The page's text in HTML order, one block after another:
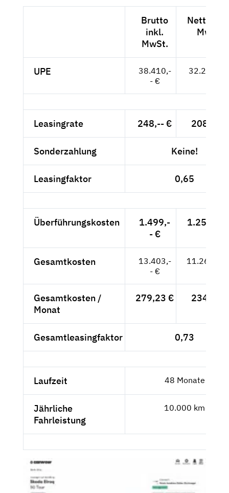
Brutto
inkl.
MwSt.
Netto
MwSt.
UPE
38.410,-
- €
32.277,--
Leasingrate 248,-- € 208,40 €
Sonderzahlung Keine!
Leasingfaktor 0,65
Überführungskosten
1.499,-
- €
1.259,66
Gesamtkosten
13.403,-
- €
11.263,03
Gesamtkosten /
Monat
279,23 € 234,65 €
Gesamtleasingfaktor 0,73
Laufzeit 48 Monate
Jährliche
Fahrleistung
10.000 km